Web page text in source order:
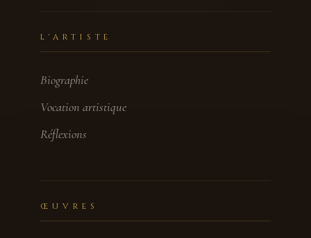
L'ARTISTE
Biographie
Vocation artistique
Réflexions
ŒUVRES